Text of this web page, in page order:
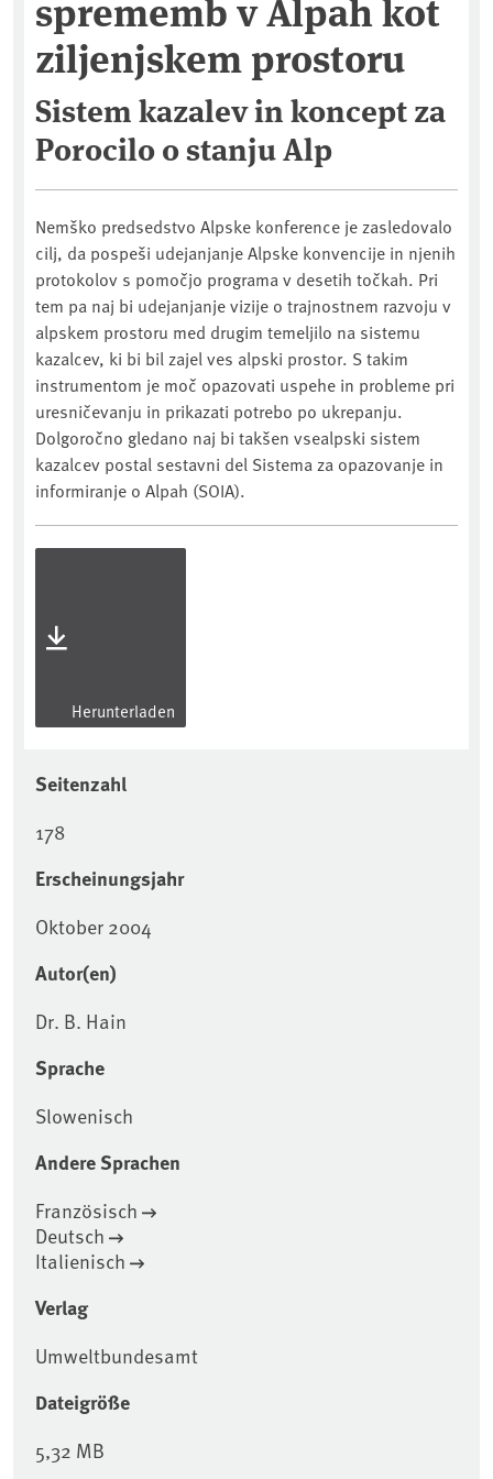
ziljenjskem prostoru
Sistem kazalev in koncept za
Porocilo o stanju Alp
Nemško predsedstvo Alpske konference je zasledovalo
cilj, da pospeši udejanjanje Alpske konvencije in njenih
protokolov s pomočjo programa v desetih točkah. Pri
tem pa naj bi udejanjanje vizije o trajnostnem razvoju v
alpskem prostoru med drugim temeljilo na sistemu
kazalcev, ki bi bil zajel ves alpski prostor. S takim
instrumentom je moč opazovati uspehe in probleme pri
uresničevanju in prikazati potrebo po ukrepanju.
Dolgoročno gledano naj bi takšen vsealpski sistem
kazalcev postal sestavni del Sistema za opazovanje in
informiranje o Alpah (SOIA).
Herunterladen
Seitenzahl
178
Erscheinungsjahr
Oktober 2004
Autor(en)
Dr. B. Hain
Sprache
Slowenisch
Andere Sprachen
Französisch
Deutsch
Italienisch
Verlag
Umweltbundesamt
Dateigröße
5,32 MB